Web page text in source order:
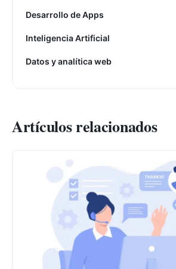
Desarrollo de Apps
Inteligencia Artificial
Datos y analítica web
Artículos relacionados